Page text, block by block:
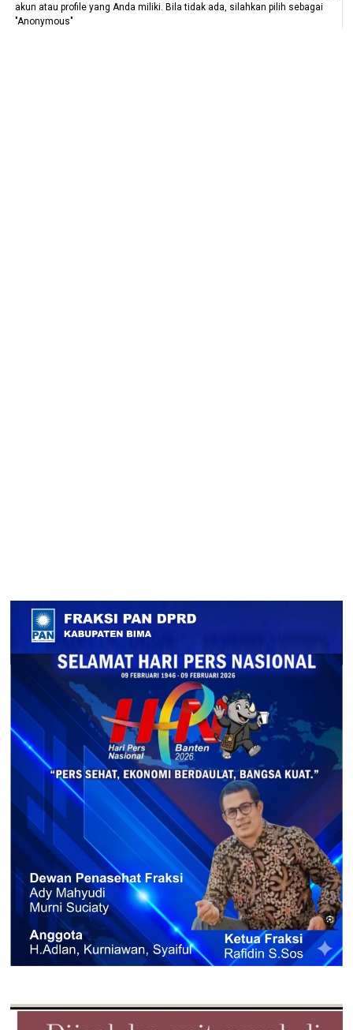
akun atau profile yang Anda miliki. Bila tidak ada, silahkan pilih sebagai
"Anonymous"